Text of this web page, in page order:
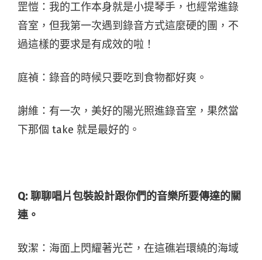
罡愷：我的工作本身就是小提琴手，也經常進錄
音室，但我第一次遇到錄音方式這麼硬的團，不
過這樣的要求是有成效的啦！
庭禎：錄音的時候只要吃到食物都好爽。
謝維：有一次，美好的陽光照進錄音室，果然當
下那個 take 就是最好的。
Q: 聊聊唱片包裝設計跟你們的音樂所要傳達的關
連。
致潔：海面上閃耀著光芒，在這礁岩環繞的海域